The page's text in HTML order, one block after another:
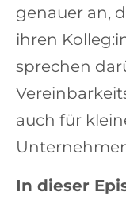
genauer an,
ihren
sprechen
auch für
In dieser